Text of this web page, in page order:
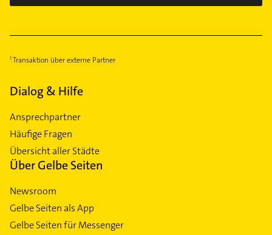
Seeleinsbühl
St Leonhard
Steinbühl
Tafelhof
Thon
Tullnau
Wöhrd
Zerzabelshof
Transaktion über externe Partner
Dialog & Hilfe
Ansprechpartner
Häufige Fragen
Übersicht aller Städte
Über Gelbe Seiten
Newsroom
Gelbe Seiten als App
Gelbe Seiten für Messenger